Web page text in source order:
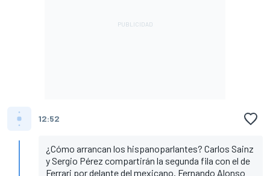
12:52
¿Cómo arrancan los hispanoparlantes? Carlos Sainz
y Sergio Pérez compartirán la segunda fila con el de
Ferrari por delante del mexicano. Fernando Alonso